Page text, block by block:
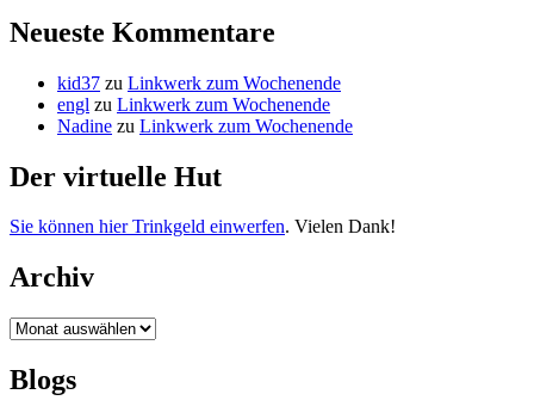
Neueste Kommentare
kid37 zu Linkwerk zum Wochenende
engl zu Linkwerk zum Wochenende
Nadine zu Linkwerk zum Wochenende
Der virtuelle Hut
Sie können hier Trinkgeld einwerfen. Vielen Dank!
Archiv
Archiv
Blogs